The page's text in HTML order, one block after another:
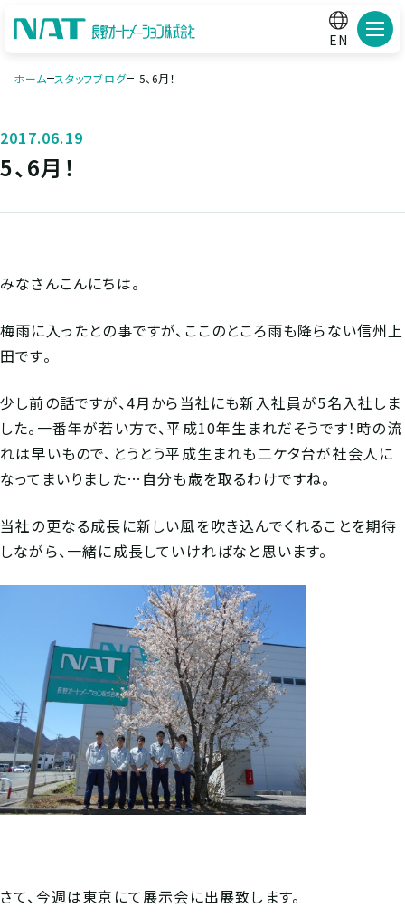
EN メニ
ホーム スタッフブログ 5、6月！
2017.06.19
5、6月！
みなさんこんにちは。
梅雨に入ったとの事ですが、ここのところ雨も降らない信州上
田です。
少し前の話ですが、4月から当社にも新入社員が5名入社しま
した。一番年が若い方で、平成10年生まれだそうです！時の流
れは早いもので、とうとう平成生まれも二ケタ台が社会人に
なってまいりました…自分も歳を取るわけですね。
当社の更なる成長に新しい風を吹き込んでくれることを期待
しながら、一緒に成長していければなと思います。
さて、今週は東京にて展示会に出展致します。